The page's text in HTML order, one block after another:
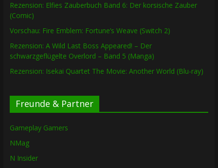
Rezension: Elfies Zauberbuch Band 6: Der korsische Zauber
(Comic)
Vorschau: Fire Emblem: Fortune’s Weave (Switch 2)
Rezension: A Wild Last Boss Appeared! – Der
schwarzgeflügelte Overlord – Band 5 (Manga)
Rezension: Isekai Quartet The Movie: Another World (Blu-ray)
Freunde & Partner
Gameplay Gamers
NMag
N Insider